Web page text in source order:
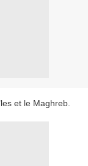
et le Maghreb.